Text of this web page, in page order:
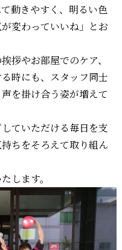
動きやすく、明るい色
変わっていいね」とお
拶やお部屋でのケア、
時にも、スタッフ同士
を掛け合う姿が増えて
ていただける毎日を支
ちをそろえて取り組ん
します。